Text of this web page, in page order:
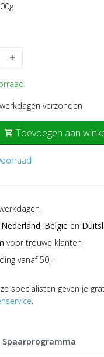
add
verzonden
shopping_cart Toevoegen aan
Nederland, België en
voor trouwe klanten
vanaf 50,-
specialisten geven je
.
Spaarprogramma